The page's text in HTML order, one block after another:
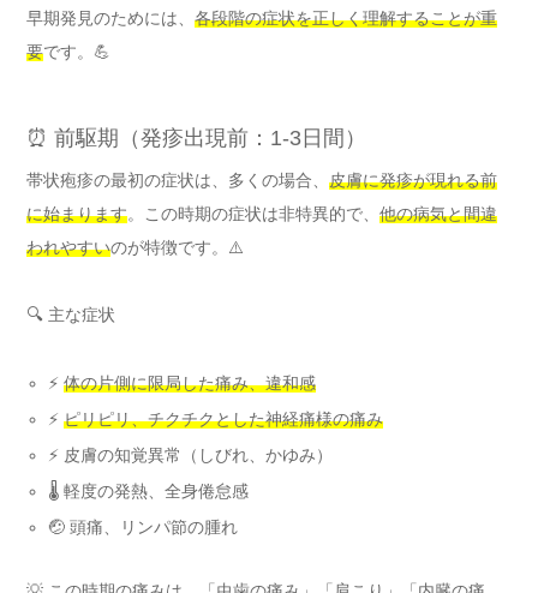
早期発見のためには、 各段階の症状を正しく理解することが重
要です。💪
⏰ 前駆期（発疹出現前：1-3日間）
帯状疱疹の最初の症状は、多くの場合、 皮膚に発疹が現れる前
に始まります。この時期の症状は非特異的で、 他の病気と間違
われやすいのが特徴です。⚠️
🔍 主な症状
⚡体の片側に限局した痛み、違和感
⚡ピリピリ、チクチクとした神経痛様の痛み
⚡ 皮膚の知覚異常（しびれ、かゆみ）
🌡️ 軽度の発熱、全身倦怠感
🤕 頭痛、リンパ節の腫れ